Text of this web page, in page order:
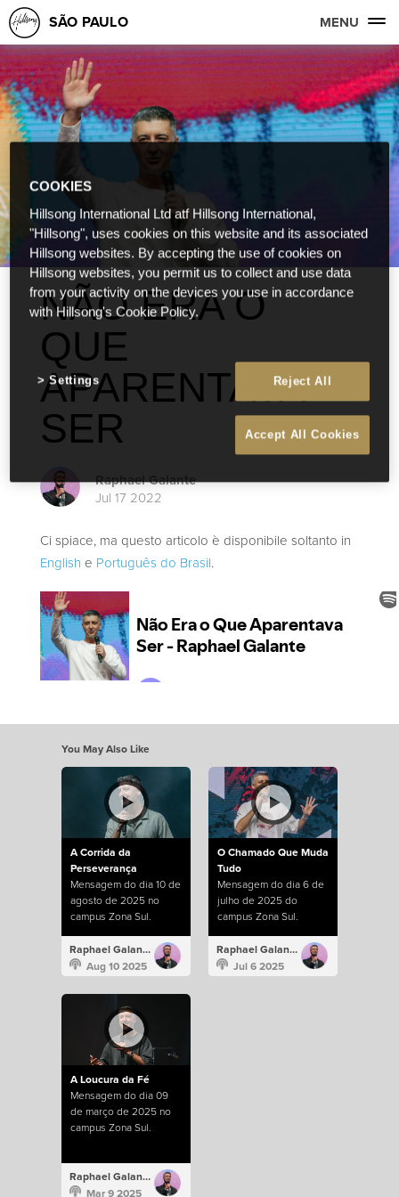
SÃO PAULO MENU
NÃO ERA O
QUE
APARENTAVA
SER
Raphael Galante
Jul 17 2022
Ci spiace, ma questo articolo è disponibile soltanto in
English e Português do Brasil.
You May Also Like
A Corrida da
Perseverança
Mensagem do dia 10 de
agosto de 2025 no
campus Zona Sul.
Raphael Galante
Aug 10 2025
O Chamado Que Muda
Tudo
Mensagem do dia 6 de
julho de 2025 do
campus Zona Sul.
Raphael Galante
Jul 6 2025
A Loucura da Fé
Mensagem do dia 09
de março de 2025 no
campus Zona Sul.
Raphael Galante
Mar 9 2025
COOKIES
Hillsong International Ltd atf Hillsong International,
"Hillsong", uses cookies on this website and its associated
Hillsong websites. By accepting the use of cookies on
Hillsong websites, you permit us to collect and use data
from your activity on the devices you use in accordance
with Hillsong's Cookie Policy.
Reject All
Accept All Cookies
Settings